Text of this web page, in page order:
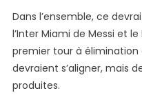
Dans l’ensemble, ce
l’Inter Miami de Messi et
premier tour à élimination
devraient s’aligner, mais
produites.